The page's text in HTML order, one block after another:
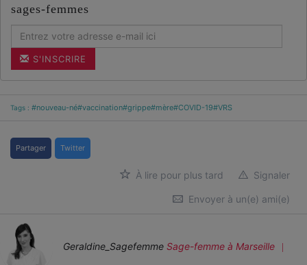
sages-femmes
S'INSCRIRE
Tags : #nouveau-né#vaccination#grippe#mère#COVID-19#VRS
Partager Twitter
Signaler
À lire pour plus tard
Envoyer à un(e) ami(e)
Geraldine_Sagefemme Sage-femme à Marseille